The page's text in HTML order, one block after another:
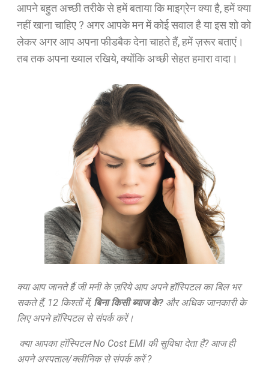
आपने बहुत अच्छी तरीके से हमें बताया कि माइग्रेन क्या है, हमें क्या
नहीं खाना चाहिए ? अगर आपके मन में कोई सवाल है या इस शो को
लेकर अगर आप अपना फीडबैक देना चाहते हैं, हमें ज़रूर बताएं।
तब तक अपना ख्याल रखिये, क्योंकि अच्छी सेहत हमारा वादा।
क्या आप जानते हैं जी मनी के ज़रिये आप अपने हॉस्पिटल का बिल भर
सकते हैं, 12 किश्तों में, बिना किसी ब्याज के? और अधिक जानकारी के
लिए अपने हॉस्पिटल से संपर्क करें।
क्या आपका हॉस्पिटल No Cost EMI की सुविधा देता है? आज ही
अपने अस्पताल/क्लीनिक से संपर्क करें ?